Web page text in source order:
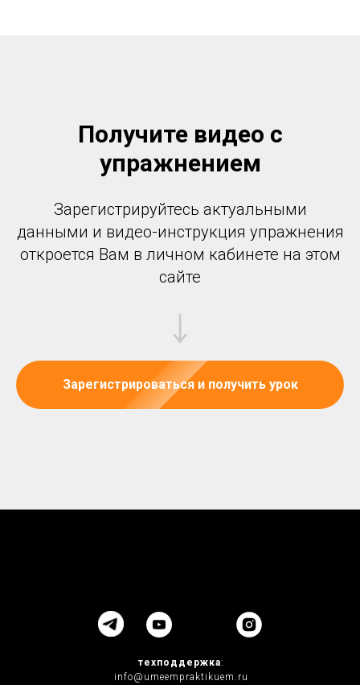
Получите видео с
упражнением
Зарегистрируйтесь актуальными
данными и видео-инструкция упражнения
откроется Вам в личном кабинете на этом
сайте
Зарегистрироваться и получить урок
техподдержка:
info@umeempraktikuem.ru